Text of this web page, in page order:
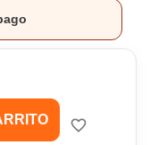
favorite_border